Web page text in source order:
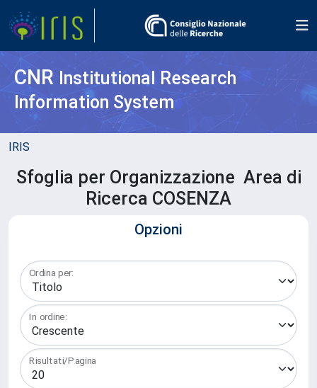
CNR Institutional Research
Information System
IRIS
Sfoglia per Organizzazione Area di
Ricerca COSENZA
Opzioni
Ordina per:
In ordine:
Risultati/Pagina